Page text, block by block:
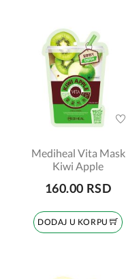
Mediheal Vita Mask
Kiwi Apple
160.00 RSD
DODAJ U KORPU